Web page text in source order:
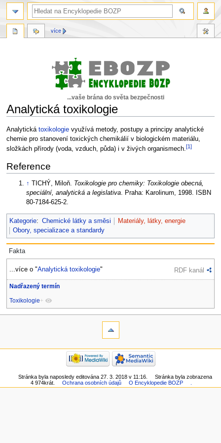
...vaše brána do světa bezpečnosti
Analytická toxikologie
Skočit
na
navigaci
Skočit
na
vyhledávání
Analytická toxikologievyužívá metody, postupy a principy analytické
chemie pro stanovení toxických chemikálií v biologickém materiálu,
složkách přírody (voda, vzduch, půda) i v živých organismech.[1]
Reference
↑ TICHÝ, Miloň. Toxikologie pro chemiky: Toxikologie obecná,
speciální, analytická a legislativa. Praha: Karolinum, 1998. ISBN
80-7184-625-2.
Kategorie: Chemické látky a směsi
Materiály, látky, energie
Obory, specializace a standardy
Fakta
...více o "Analytická toxikologie" RDF kanál
Nadřazený termín
Toxikologie+
více
Stránka byla naposledy editována 27. 3. 2018 v 11:16.
Stránka byla zobrazena
4 974krát.
Ochrana osobních údajů O Encyklopedie BOZP